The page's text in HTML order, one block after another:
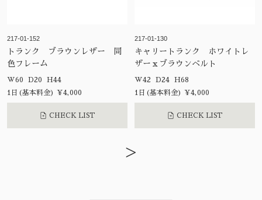
217-01-152
トランク ブラウンレザー 同
色フレーム
W60 D20 H44
1日(基本料金) ¥4,000
CHECK LIST
217-01-130
キャリートランク ホワイトレ
ザーｘブラウンベルト
W42 D24 H68
1日(基本料金) ¥4,000
CHECK LIST
>